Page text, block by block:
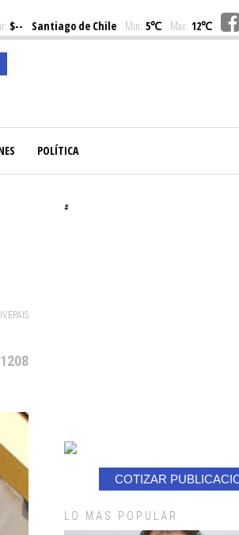
$-- Santiago de Chile Min: 5℃ Max: 12℃
POLÍTICA
#
COTIZAR
LO MAS POPULAR